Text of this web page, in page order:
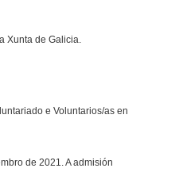
Xunta de Galicia.
e Voluntarios/as en
de 2021. A admisión